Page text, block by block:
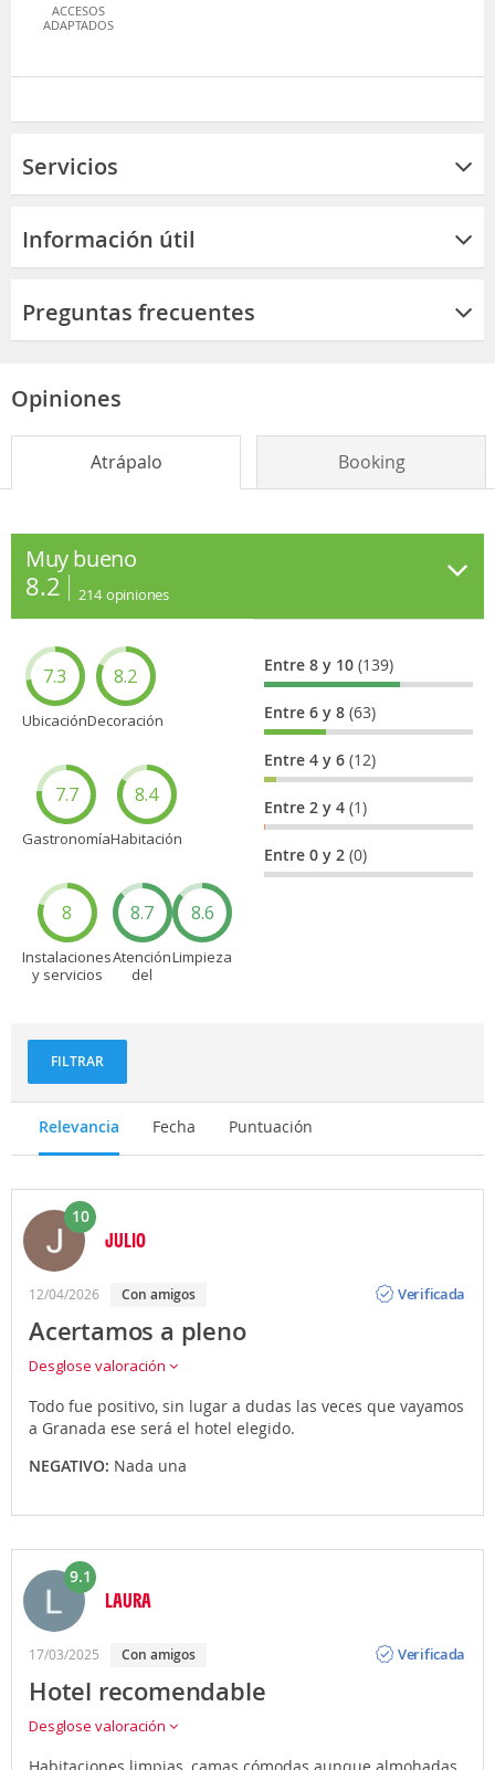
ACCESOS
ADAPTADOS
Servicios
Información útil
Preguntas frecuentes
Opiniones
Atrápalo Booking
Muy bueno
8.2 214 opiniones
7.3
Ubicación
8.2
Decoración
7.7
Gastronomía
8.4
Habitación
8
Instalaciones
y servicios
8.7
Atención
del
8.6
Limpieza
Entre 8 y 10(139)
Entre 6 y 8(63)
Entre 4 y 6(12)
Entre 2 y 4(1)
Entre 0 y 2(0)
FILTRAR
Relevancia Fecha Puntuación
10
JULIO
12/04/2026 Con amigos
Verificada
Acertamos a pleno
Desglose valoración
Todo fue positivo, sin lugar a dudas las veces que vayamos
a Granada ese será el hotel elegido.
NEGATIVO: Nada una
9.1
LAURA
17/03/2025 Con amigos
Verificada
Hotel recomendable
Desglose valoración